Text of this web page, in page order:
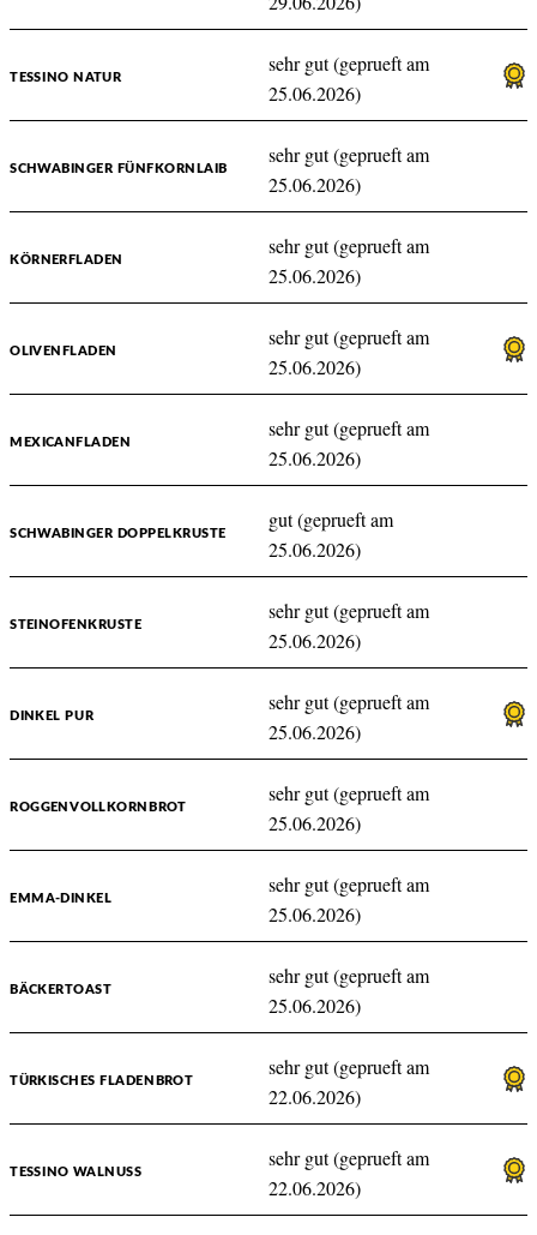
TESSINO NATUR
sehr gut (geprueft am
25.06.2026)
SCHWABINGER FÜNFKORNLAIB
sehr gut (geprueft am
25.06.2026)
KÖRNERFLADEN
sehr gut (geprueft am
25.06.2026)
OLIVENFLADEN
sehr gut (geprueft am
25.06.2026)
MEXICANFLADEN
sehr gut (geprueft am
25.06.2026)
SCHWABINGER DOPPELKRUSTE
gut (geprueft am
25.06.2026)
STEINOFENKRUSTE
sehr gut (geprueft am
25.06.2026)
DINKEL PUR
sehr gut (geprueft am
25.06.2026)
ROGGENVOLLKORNBROT
sehr gut (geprueft am
25.06.2026)
EMMA-DINKEL
sehr gut (geprueft am
25.06.2026)
BÄCKERTOAST
sehr gut (geprueft am
25.06.2026)
TÜRKISCHES FLADENBROT
sehr gut (geprueft am
22.06.2026)
TESSINO WALNUSS
sehr gut (geprueft am
22.06.2026)